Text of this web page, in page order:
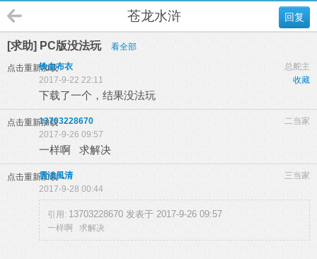
回复
苍龙水浒
[求助] PC版没法玩 看全部
点击重新加载 总舵主
铁血布衣
收藏
2017-9-22 22:11
下载了一个，结果没法玩
点击重新加载 二当家
13703228670
2017-9-26 09:57
一样啊 求解决
点击重新加载 三当家
雲淡風清
2017-9-28 00:44
引用: 13703228670 发表于 2017-9-26 09:57
一样啊 求解决